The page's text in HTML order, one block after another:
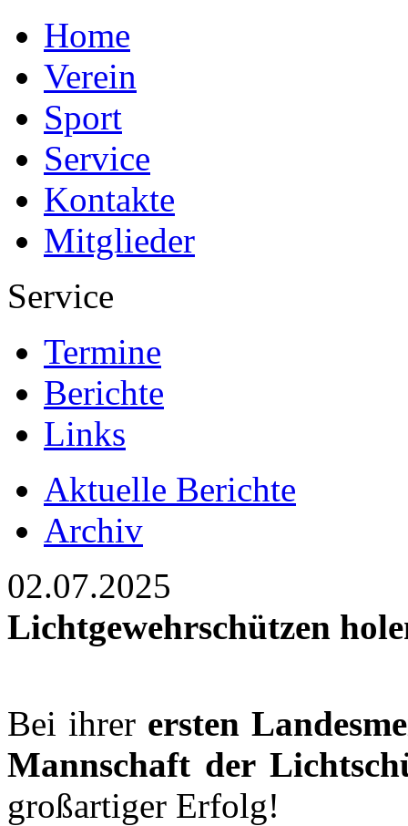
Home
Verein
Sport
Service
Kontakte
Mitglieder
Service
Termine
Berichte
Links
Aktuelle Berichte
Archiv
02.07.2025
Lichtgewehrschützen
Bei ihrer ersten
Mannschaft der
großartiger Erfolg!